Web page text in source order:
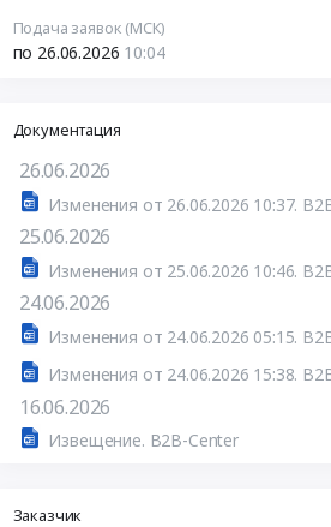
Подача заявок (МСК)
по 26.06.2026 10:04
Документация
26.06.2026
25.06.2026
24.06.2026
16.06.2026
Извещение. B2B-Center
Заказчик